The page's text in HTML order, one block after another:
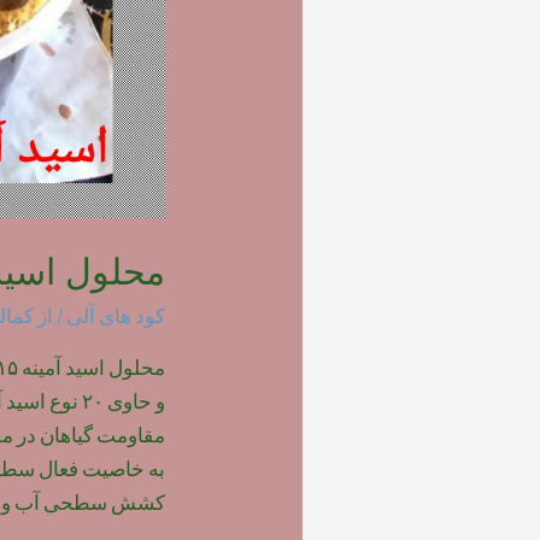
محلول
کود های آلی / از
مقاومت گیاهان در
به خاصیت فعال
کشش سطحی آب و